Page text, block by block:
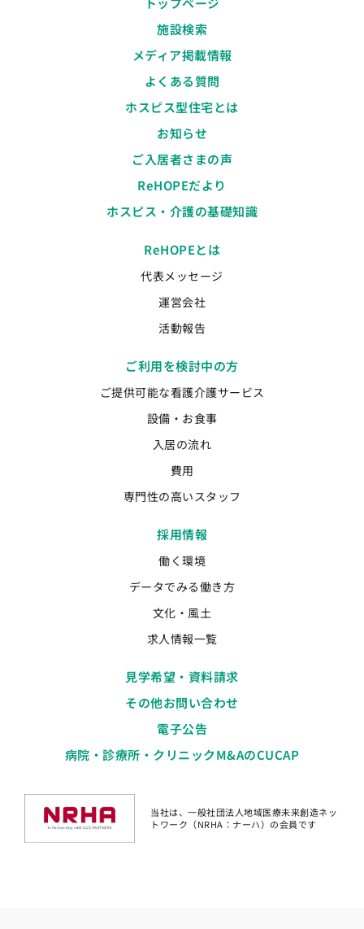
施設検索
メディア掲載情報
よくある質問
ホスピス型住宅とは
お知らせ
ご入居者さまの声
ReHOPEだより
ホスピス・介護の基礎知識
ReHOPEとは
代表メッセージ
運営会社
活動報告
ご利用を検討中の方
ご提供可能な看護介護サービス
設備・お食事
入居の流れ
費用
専門性の高いスタッフ
採用情報
働く環境
データでみる働き方
文化・風土
求人情報一覧
見学希望・資料請求
その他お問い合わせ
電子公告
病院・診療所・クリニックM&AのCUCAP
当社は、一般社団法人地域医療未来創造ネッ
トワーク（NRHA：ナーハ）の会員です